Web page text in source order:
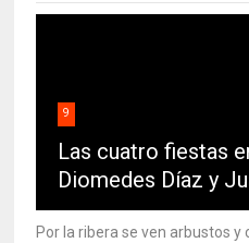
9
Las cuatro fiestas
Diomedes Díaz y
Por la ribera se ven arbustos y